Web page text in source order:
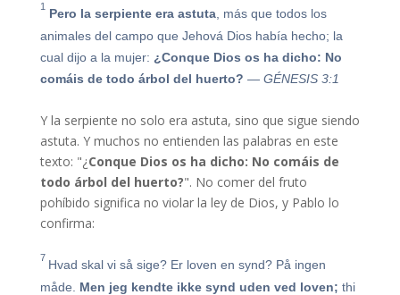
1 Pero la serpiente era astuta, más que todos los
animales del campo que Jehová Dios había hecho; la
cual dijo a la mujer: ¿Conque Dios os ha dicho: No
comáis de todo árbol del huerto? — GÉNESIS 3:1
Y la serpiente no solo era astuta, sino que sigue siendo
astuta. Y muchos no entienden las palabras en este
texto: "¿Conque Dios os ha dicho: No comáis de
todo árbol del huerto?". No comer del fruto
pohíbido significa no violar la ley de Dios, y Pablo lo
confirma:
7 Hvad skal vi så sige? Er loven en synd? På ingen
måde. Men jeg kendte ikke synd uden ved loven; thi